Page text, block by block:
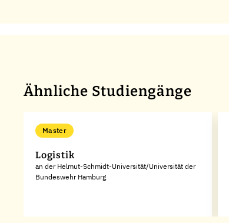
Ähnliche Studiengänge
Master
Logistik
an der Helmut-Schmidt-Universität/Universität der
Bundeswehr Hamburg